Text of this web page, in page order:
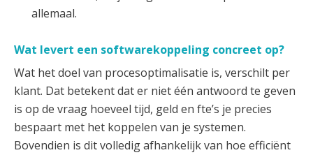
allemaal.
Wat levert een softwarekoppeling concreet op?
Wat het doel van procesoptimalisatie is, verschilt per
klant. Dat betekent dat er niet één antwoord te geven
is op de vraag hoeveel tijd, geld en fte’s je precies
bespaart met het koppelen van je systemen.
Bovendien is dit volledig afhankelijk van hoe efficiënt